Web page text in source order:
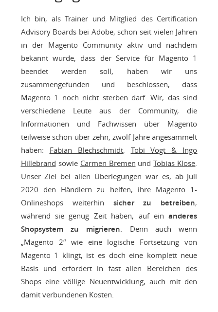
Ich bin, als Trainer und Mitglied des Certification
Advisory Boards bei Adobe, schon seit vielen Jahren
in der Magento Community aktiv und nachdem
bekannt wurde, dass der Service für Magento 1
beendet werden soll, haben wir uns
zusammengefunden und beschlossen, dass
Magento 1 noch nicht sterben darf. Wir, das sind
verschiedene Leute aus der Community, die
Informationen und Fachwissen über Magento
teilweise schon über zehn, zwölf Jahre angesammelt
haben: Fabian Blechschmidt, Tobi Vogt & Ingo
Hillebrand sowie Carmen Bremen undTobias Klose.
Unser Ziel bei allen Überlegungen war es, ab Juli
2020 den Händlern zu helfen, ihre Magento 1-
Onlineshops weiterhin sicher zu betreiben,
während sie genug Zeit haben, auf einanderes
Shopsystem zu migrieren. Denn auch wenn
„Magento 2“ wie eine logische Fortsetzung von
Magento 1 klingt, ist es doch eine komplett neue
Basis und erfordert in fast allen Bereichen des
Shops eine völlige Neuentwicklung, auch mit den
damit verbundenen Kosten.